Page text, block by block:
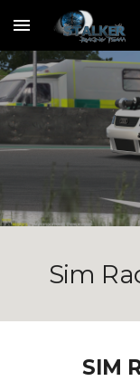
Skip to main content
Sim
SIM